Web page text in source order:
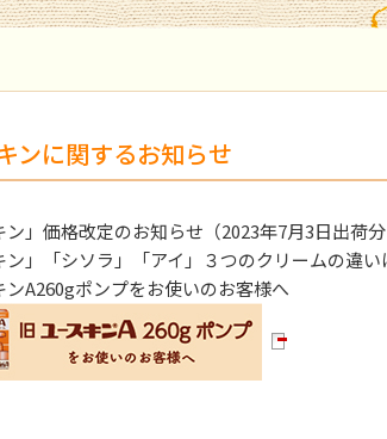
ンに関するお知らせ
」価格改定のお知らせ（2023年7月3日出荷
」「シソラ」「アイ」３つのクリームの違い
A260gポンプをお使いのお客様へ